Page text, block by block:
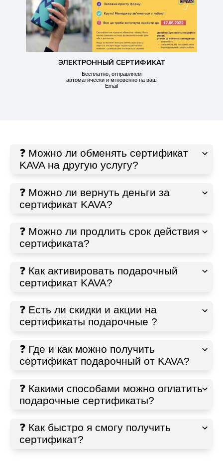
ЭЛЕКТРОННЫЙ СЕРТИФИКАТ
Бесплатно, отправляем
автоматически и мгновенно на ваш
Email
❓ Можно ли обменять сертификат
KAVA на другую услугу?
❓ Можно ли вернуть деньги за
сертификат KAVA?
❓ Можно ли продлить срок действия
сертификата?
❓ Как активировать подарочный
сертификат KAVA?
❓ Есть ли скидки и акции на
сертификаты подарочные ?
❓ Где и как можно получить
сертификат подарочный от KAVA?
❓ Какими способами можно оплатить
подарочные сертификаты?
❓ Как быстро я смогу получить
сертификат?